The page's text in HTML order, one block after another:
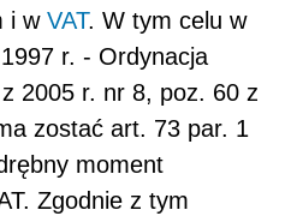
i w VAT. W tym celu w
r. - Ordynacja
2005 r. nr 8, poz. 60 z
zostać art. 73 par. 1
moment
Zgodnie z tym